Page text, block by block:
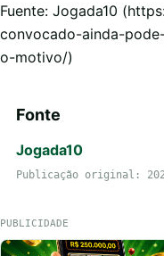
Fuente: Jogada10
convocado-ainda-
o-motivo/)
Fonte
Jogada10
Publicação original:
PUBLICIDADE